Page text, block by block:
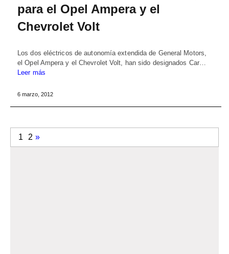
para el Opel Ampera y el
Chevrolet Volt
Los dos eléctricos de autonomía extendida de General Motors,
el Opel Ampera y el Chevrolet Volt, han sido designados Car…
Leer más
6 marzo, 2012
1 2 »